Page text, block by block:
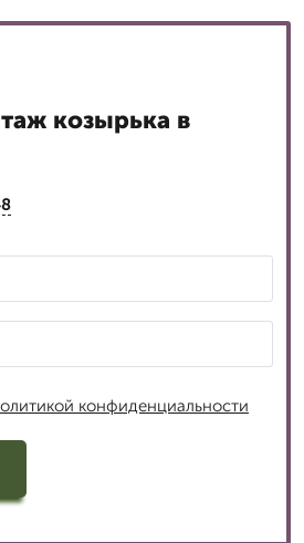
козырька в
конфиденциальности